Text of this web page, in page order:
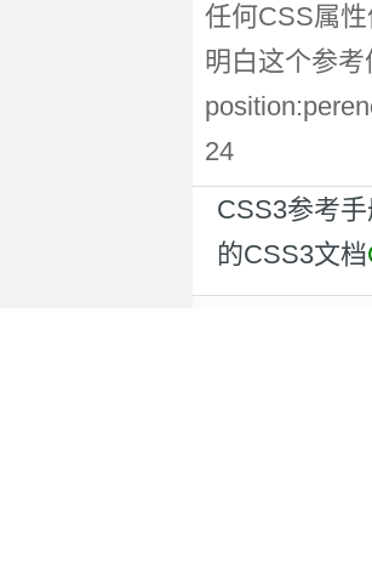
任何CSS属
明白这个参
24
CSS3参考
的CSS3文档